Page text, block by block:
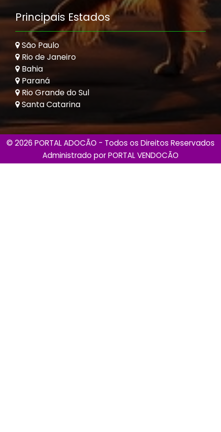
Principais Estados
São Paulo
Rio de Janeiro
Bahia
Paraná
Rio Grande do Sul
Santa Catarina
© 2026 PORTAL ADOCÃO - Todos os Direitos Reservados
Administrado porPORTAL VENDOCÃO